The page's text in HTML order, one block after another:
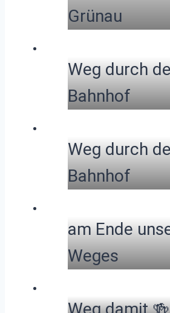
Grünau
Weg durch
Bahnhof
Weg durch
Bahnhof
am Ende
Weges